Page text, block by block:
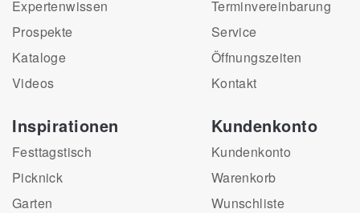
Expertenwissen
Prospekte
Kataloge
Videos
Inspirationen
Festtagstisch
Picknick
Garten
Terminvereinbarung
Service
Öffnungszeiten
Kontakt
Kundenkonto
Kundenkonto
Warenkorb
Wunschliste